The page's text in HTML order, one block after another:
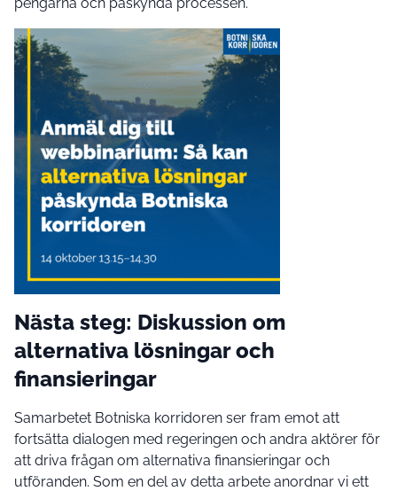
Nästa steg: Diskussion om
alternativa lösningar och
finansieringar
Samarbetet Botniska korridoren ser fram emot att
fortsätta dialogen med regeringen och andra aktörer för
att driva frågan om alternativa finansieringar och
utföranden. Som en del av detta arbete anordnar vi ett